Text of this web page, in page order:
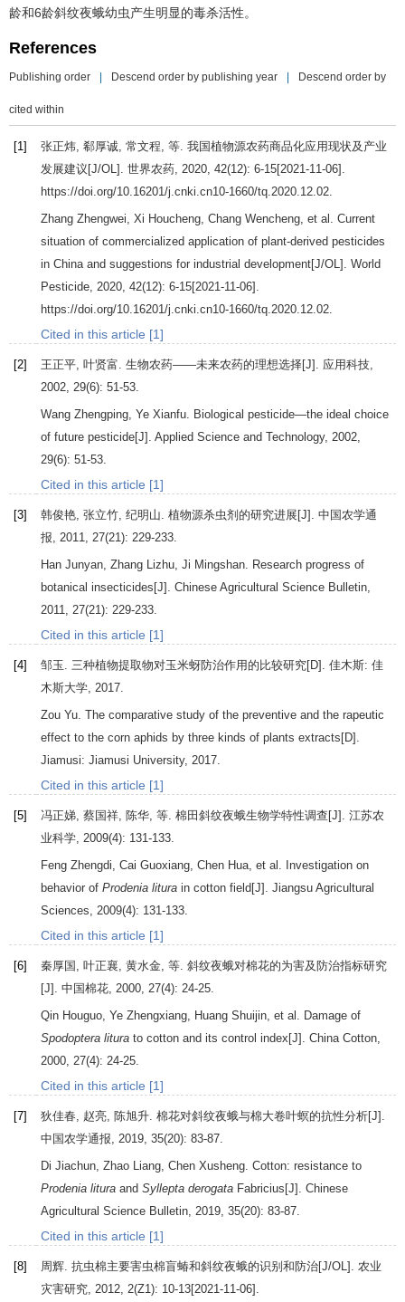
龄和6龄斜纹夜蛾幼虫产生明显的毒杀活性。
References
Publishing order | Descend order by publishing year | Descend order by
cited within
[1]
张正炜, 郗厚诚, 常文程, 等. 我国植物源农药商品化应用现状及产业
发展建议[J/OL]. 世界农药 2020 42(12): 6-15[2021-11-06].
https://doi.org/10.16201/j.cnki.cn10-1660/tq.2020.12.02.
Zhang Zhengwei Xi Houcheng Chang Wencheng , et al. Current
situation of commercialized application of plant-derived pesticides
in China and suggestions for industrial development[J/OL]. World
Pesticide 2020 42(12): 6-15[2021-11-06].
https://doi.org/10.16201/j.cnki.cn10-1660/tq.2020.12.02.
Cited in this article [1]
[2] 王正平, 叶贤富. 生物农药——未来农药的理想选择[J]. 应用科技
2002 29(6): 51-53.
Wang Zhengping Ye Xianfu . Biological pesticide—the ideal choice
of future pesticide[J]. Applied Science and Technology, 2002
29(6): 51-53.
Cited in this article [1]
[3] 韩俊艳, 张立竹, 纪明山. 植物源杀虫剂的研究进展[J]. 中国农学通
报
2011 27(21): 229-233.
Han Junyan Zhang Lizhu Ji Mingshan . Research progress of
botanical insecticides[J]. Chinese Agricultural Science Bulletin
2011
27(21): 229-233.
Cited in this article [1]
[4] 邹玉. 三种植物提取物对玉米蚜防治作用的比较研究[D]. 佳木斯: 佳
木斯大学, 2017
Zou Yu The comparative study of the preventive and the rapeutic
effect to the corn aphids by three kinds of plants extracts[D].
Jiamusi: Jiamusi University, 2017
Cited in this article [1]
[5] 冯正娣, 蔡国祥, 陈华, 等. 棉田斜纹夜蛾生物学特性调查[J]. 江苏农
业科学 2009(4): 131-133.
Feng Zhengdi Cai Guoxiang Chen Hua , et al. Investigation on
behavior of Prodenia litura in cotton field[J]. Jiangsu Agricultural
Sciences
2009(4): 131-133.
Cited in this article [1]
[6]
秦厚国, 叶正襄, 黄水金, 等. 斜纹夜蛾对棉花的为害及防治指标研究
[J]. 中国棉花 2000 27(4): 24-25.
Qin Houguo Ye Zhengxiang Huang Shuijin , et al. Damage of
Spodoptera litura to cotton and its control index[J]. China Cotton
2000 27(4): 24-25.
Cited in this article [1]
[7]
狄佳春, 赵亮, 陈旭升. 棉花对斜纹夜蛾与棉大卷叶螟的抗性分析[J].
中国农学通报
2019 35(20): 83-87.
Di Jiachun Zhao Liang Chen Xusheng . Cotton: resistance to
Prodenia litura and Syllepta derogata Fabricius[J]. Chinese
Agricultural Science Bulletin 2019 35(20): 83-87.
Cited in this article [1]
[8] 周辉. 抗虫棉主要害虫棉盲蝽和斜纹夜蛾的识别和防治[J/OL]. 农业
灾害研究 2012 2(Z1): 10-13[2021-11-06].